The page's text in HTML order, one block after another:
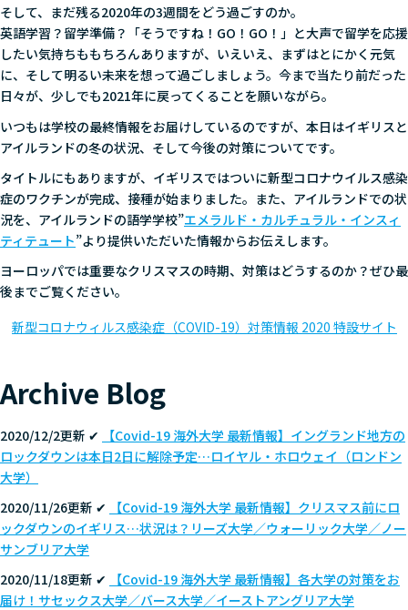
そして、まだ残る2020年の3週間をどう過ごすのか。
英語学習？留学準備？「そうですね！GO！GO！」と大声で留学を応援
したい気持ちももちろんありますが、いえいえ、まずはとにかく元気
に、そして明るい未来を想って過ごしましょう。今まで当たり前だった
日々が、少しでも2021年に戻ってくることを願いながら。
いつもは学校の最終情報をお届けしているのですが、本日はイギリスと
アイルランドの冬の状況、そして今後の対策についてです。
タイトルにもありますが、イギリスではついに新型コロナウイルス感染
症のワクチンが完成、接種が始まりました。また、アイルランドでの状
況を、アイルランドの語学学校”エメラルド・カルチュラル・インスィ
ティテュート”より提供いただいた情報からお伝えします。
ヨーロッパでは重要なクリスマスの時期、対策はどうするのか？ぜひ最
後までご覧ください。
新型コロナウィルス感染症（COVID-19）対策情報 2020 特設サイト
Archive Blog
2020/12/2更新 ✔
【Covid-19 海外大学 最新情報】イングランド地方の
ロックダウンは本日2日に解除予定…ロイヤル・ホロウェイ（ロンドン
大学）
2020/11/26更新 ✔
【Covid-19 海外大学 最新情報】クリスマス前にロ
ックダウンのイギリス…状況は？リーズ大学／ウォーリック大学／ノー
サンブリア大学
2020/11/18更新 ✔
【Covid-19 海外大学 最新情報】各大学の対策をお
届け！サセックス大学／バース大学／イーストアングリア大学